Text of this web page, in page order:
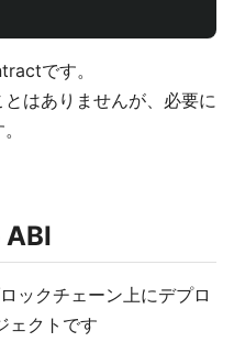
です。
はありませんが、必要に
ックチェーン上にデプロ
ェクトです